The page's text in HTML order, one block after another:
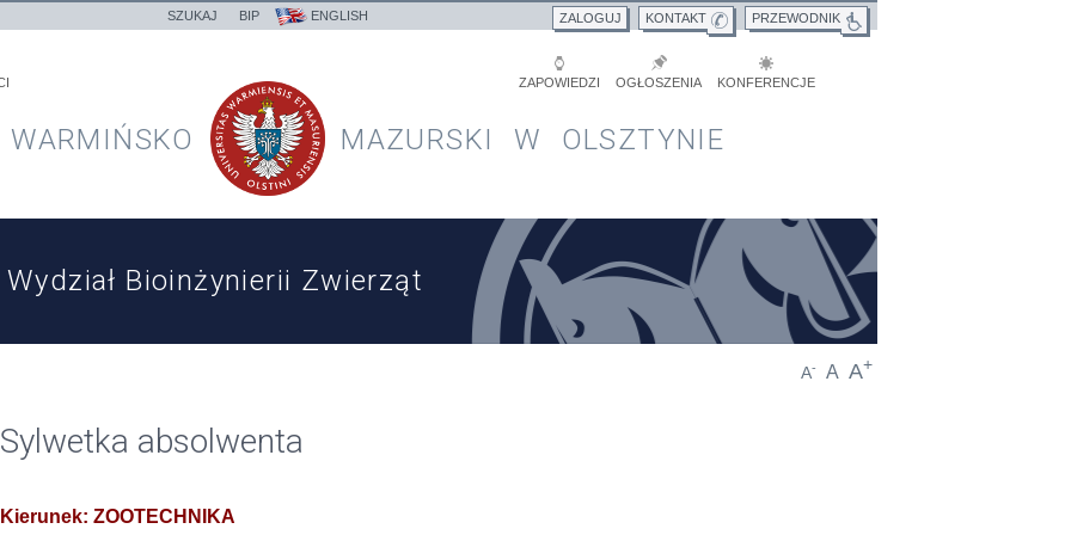
SZUKAJ BIP ENGLISH PRZEWODNIK
KONTAKT
ZALOGUJ
KONFERENCJE
OGŁOSZENIA
ZAPOWIEDZI
WARMIŃSKO MAZURSKI W OLSZTYNIE
Wydział Bioinżynierii Zwierząt
A- A A+
Sylwetka absolwenta
Kierunek: ZOOTECHNIKA